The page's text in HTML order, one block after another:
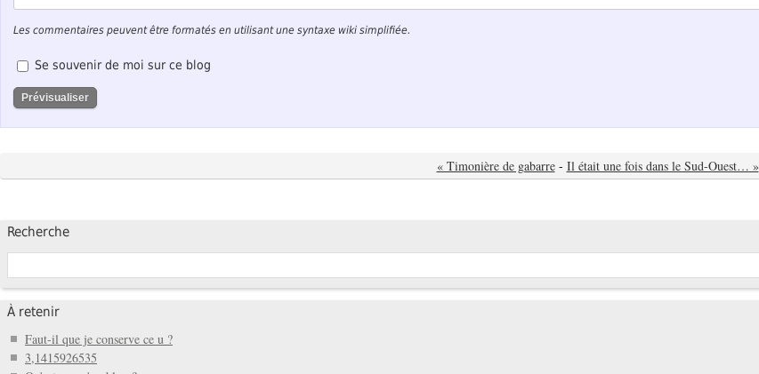
Les commentaires peuvent être formatés en utilisant une syntaxe wiki simplifiée.
Se souvenir de moi sur ce blog
« Timonière de gabarre - Il était une fois dans le Sud-Ouest… »
Recherche
À retenir
Faut-il que je conserve ce u ?
3,1415926535